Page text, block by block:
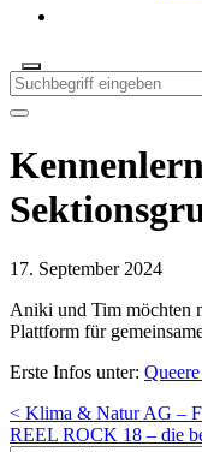
17. September 2024
Aniki und Tim möchten
Plattform für
Erste Infos unter:
< Klima & Natur AG –
REEL ROCK 18 – die